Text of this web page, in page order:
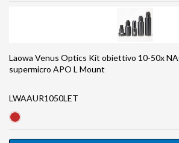
Laowa Venus Optics Kit obiettivo 10-50x
supermicro APO L Mount
LWAAUR1050LET